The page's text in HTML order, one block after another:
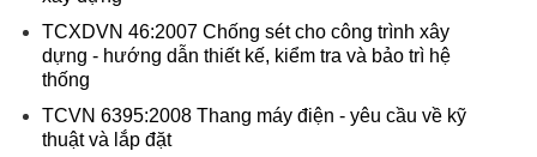
TCXDVN 46:2007 Chống sét cho công trình xây
dựng - hướng dẫn thiết kế, kiểm tra và bảo trì hệ
thống
TCVN 6395:2008 Thang máy điện - yêu cầu về kỹ
thuật và lắp đặt